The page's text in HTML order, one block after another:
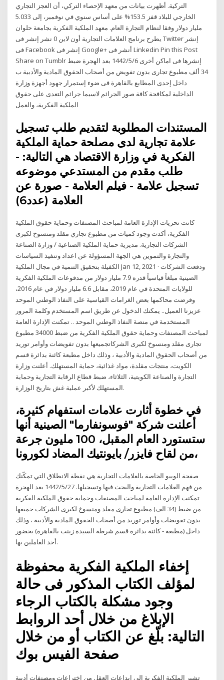
التركية. أظهرت بيانات من معهد الإحصاء التركي، أن العجز التجاري
الخارجي للبلاد قفز 153.5% على أساس سنوي في نوفمبر، إلى 5.033
مليار دولار وفقا لنظام التجارة العام. معهد الملكية الفكرية بجامعة حلوان
يطرح برنامج العلامات التجارية أون لاين 0 نشر إنشر فى Twitter إنشر
فى Facebook إنشر فى Google+ أنشر فى Linkedin Pin this Post
Share on Tumblr إنشرها فى اماكن أخرى 6‏‏/5‏‏/1442 بعد الهجرة ضبط
34 ألف مطبوع تجارى بدون تفويض من أصحاب الحقوق المادية والأدبية ب
داخل إحدى المطابع بالقاهرة فى ضوء إستمرار جهود أجهزة وزارة
الداخلية لمكافحة كافة صور الجرائم لاسيما جرائم التعدى على حقوق
الملكية الفكرية، والعمل
المستندات المطلوبة لتقديم طلب تسجيل
علامة تجارية لدى مصلحة حماية الملكية
الفكرية في وزارة الاقتصاد هي التالية: -
طلب مقدم من المستدعي موضوعه
تسجيل علامة - فيلم العلامة - صورة عن
العلامة (عدد6)
كانت تحريات الإدارة العامة لمباحث المصنفات وحماية حقوق الملكية
الفكرية، أكدت وجود كميات من مطبوع تجاري مقلد ومنسوخ لكبرى
الشركات التجارية. مديرية حماية الملكية الصناعية / وزارة الصناعة
والتجارة والتموين هي الجهة المسؤولة عن اعداد وتنفيذ السياسات
الكفيلة بتحقيق التنمية في مجال الملكية Jan 12, 2021 · ودفعت الشركات
الصينية مبلغاً قياسياً قدره 7.9 مليار دولار من مدفوعات الملكية الفكرية
للولايات المتحدة في عام 2019، مقابل 6.6 مليار دولار في عام 2016،
وفرضت محاكمها بعض الغرامات القياسية على النفاذ الوطني الموحد
عزيزنا العميل.. يمكنك الدخول عن طريق اسم المستخدم وكلمة المرور
المستخدمة في منصة النفاذ الوطني الموحد .. تمكنت الإدارة العامة
لمباحث المصنفات وحماية حقوق الملكية الفكرية من ضبط 34000 مطبوع
تجارى مقلد ومنسوخ لكبرى الشركاتجميعها بدون تفويضات وأوامر توريد
من أصحاب الحقوق المادية والأدبية ، وذلك داخل مطبعة كائنة بدائرة قسم
الكويت، منتجات مقلدة، مواد غذائية، حماية المستهلك. أعلنت وزارة
التجارة والصناعة الكويتية، الثلاثاء، ضبط قطاع الرقابة التجارية وحماية
المستهلك لأكبر عملية غش بتاريخ الوزارة.
في خطوة أثارت علامات استفهام كثيرة،
أعلنت شركة "فوسونفارما" الصينية أنها
ستستورد العام المقبل، 100 مليون جرعة
من لقاح فايزر/ بايونتيك المضاد لكورونا،
صفحة الويبو الخاصة بالعلامات التجارية هي نقطة الانطلاق التي تمكّنك
من فهم العلامات التجارية والبحث فيها وتسجيلها. 27‏‏/5‏‏/1442 بعد الهجرة
تمكنت الإدارة العامة لمباحث المصنفات وحماية حقوق الملكية الفكرية
من ضبط (34 الف) مطبوع تجارى مقلد ومنسوخ لكبرى الشركات جميعها
بدون تفويضات وأوامر توريد من أصحاب الحقوق المادية والأدبية ، وذلك
داخل (مطبعة - كائنة بدائرة قسم شرطة السيدة زينب بالقاهرة) بحضور
أحد العاملين بها.
إخفاء الملكية الفكرية محفوظة
لمؤلف الكتاب المذكور فى حالة
وجود مشكلة بالكتاب الرجاء
الإبلاغ من خلال أحد الروابط
التالية: بلّغ عن الكتاب أو من خلال
صفحة الفيس بوك
تشير الملكية الفكرية إلى إبداعات العقل من اختراعات ومصنفات أدبية